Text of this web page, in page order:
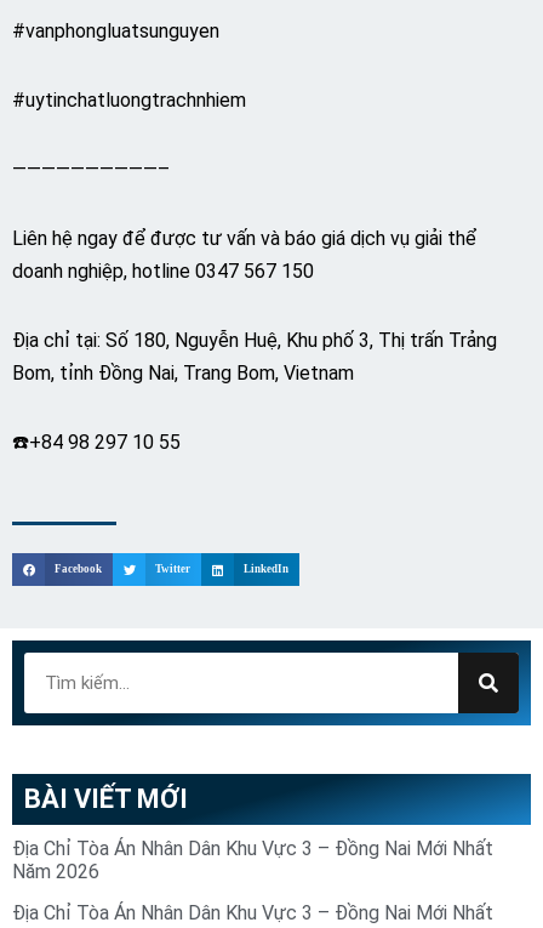
#vanphongluatsunguyen
#uytinchatluongtrachnhiem
——————————–
Liên hệ ngay để được tư vấn và báo giá dịch vụ giải thể
doanh nghiệp, hotline 0347 567 150
Địa chỉ tại: Số 180, Nguyễn Huệ, Khu phố 3, Thị trấn Trảng
Bom, tỉnh Đồng Nai, Trang Bom, Vietnam
☎️+84 98 297 10 55
Facebook Twitter LinkedIn
BÀI VIẾT MỚI
Địa Chỉ Tòa Án Nhân Dân Khu Vực 3 – Đồng Nai Mới Nhất
Năm 2026
Địa Chỉ Tòa Án Nhân Dân Khu Vực 3 – Đồng Nai Mới Nhất